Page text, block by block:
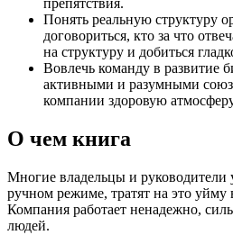
препятствия.
Понять реальную структуру
договориться, кто за что
на структуру и добиться
Вовлечь команду в развитие
активными и разумными
компании здоровую
О чем книга
Многие владельцы и руководители
ручном режиме, тратят на это
Компания работает ненадежно,
людей.